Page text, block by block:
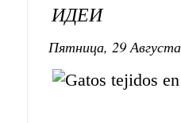
ИДЕИ
Пятница, 29